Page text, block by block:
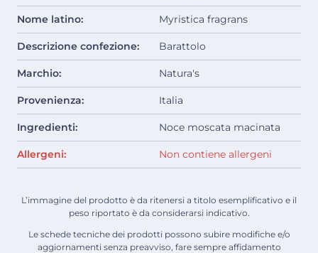
Nome latino: Myristica fragrans
Descrizione confezione: Barattolo
Marchio: Natura's
Provenienza: Italia
Ingredienti: Noce moscata macinata
Allergeni: Non contiene allergeni
L’immagine del prodotto è da ritenersi a titolo esemplificativo e il
peso riportato è da considerarsi indicativo.
Le schede tecniche dei prodotti possono subire modifiche e/o
aggiornamenti senza preavviso, fare sempre affidamento